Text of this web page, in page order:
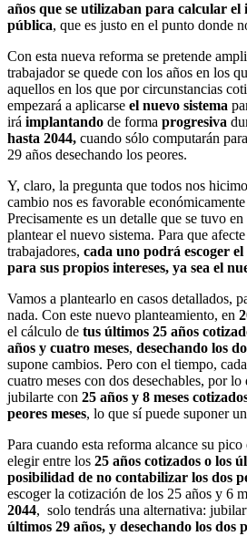
años que se utilizaban para calcular el
pública, que es justo en el punto donde
Con esta nueva reforma se pretende
trabajador se quede con los años en los
aquellos en los que por circunstancias
empezará a aplicarse el nuevo sistema
irá implantando de forma progresiva
hasta 2044, cuando sólo computarán
29 años desechando los peores.
Y, claro, la pregunta que todos nos
cambio nos es favorable
Precisamente es un detalle que se tuvo
plantear el nuevo sistema. Para que
trabajadores, cada uno podrá escoger
para sus propios intereses, ya sea el
Vamos a plantearlo en casos detallados,
nada. Con este nuevo planteamiento, en
el cálculo de tus últimos 25 años
años y cuatro meses, desechando los
supone cambios. Pero con el tiempo,
cuatro meses con dos desechables, por lo
jubilarte con 25 años y 8 meses
peores meses, lo que sí puede suponer
Para cuando esta reforma alcance su pico
elegir entre los 25 años cotizados o los
posibilidad de no contabilizar los dos
escoger la cotización de los 25 años y 6
2044, solo tendrás una alternativa:
últimos 29 años, y desechando los dos